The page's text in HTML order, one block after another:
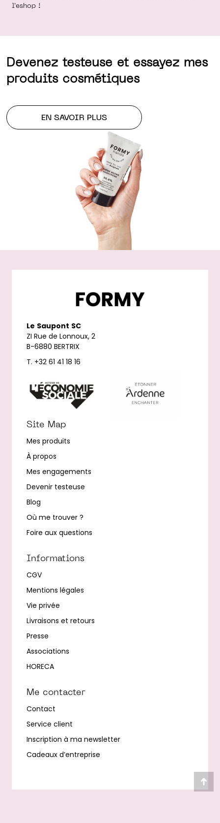
l'eshop !
Devenez testeuse et essayez mes
produits cosmétiques
EN SAVOIR PLUS
Le Saupont SC
ZI Rue de Lonnoux, 2
B-6880 BERTRIX
T. +32 61 41 18 16
Site Map
Mes produits
À propos
Mes engagements
Devenir testeuse
Blog
Où me trouver ?
Foire aux questions
Informations
CGV
Mentions légales
Vie privée
Livraisons et retours
Presse
Associations
HORECA
Me contacter
Contact
Service client
Inscription à ma newsletter
Cadeaux d’entreprise